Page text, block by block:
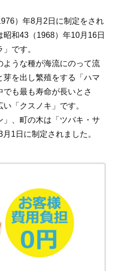
）年8月2日に制定をされ
和43（1968）年10月16日
です。
うな種が海流にのって流
を出し繁殖をする「ハマ
も最も寿命が長いとさ
「クスノキ」です。
、町の木は「ツバキ・サ
1日に制定されました。